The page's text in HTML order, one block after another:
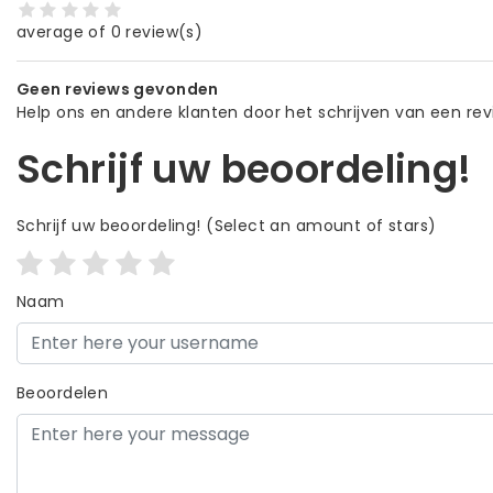
average of 0 review(s)
Geen reviews gevonden
Help ons en andere klanten door het schrijven van een
Schrijf uw beoordeling!
Schrijf uw beoordeling! (Select an amount of stars)
Naam
Beoordelen